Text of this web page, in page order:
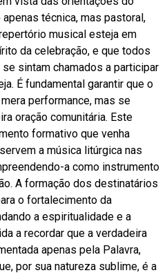
técnica, mas pastoral,
musical esteja em
da celebração, e que todos
sintam chamados a participar
É fundamental garantir que o
performance, mas se
oração comunitária. Este
formativo que venha
a música litúrgica nas
a como instrumento
A formação dos destinatários
o fortalecimento da
a espiritualidade e a
a recordar que a verdadeira
apenas pela Palavra,
por sua natureza sublime, é a